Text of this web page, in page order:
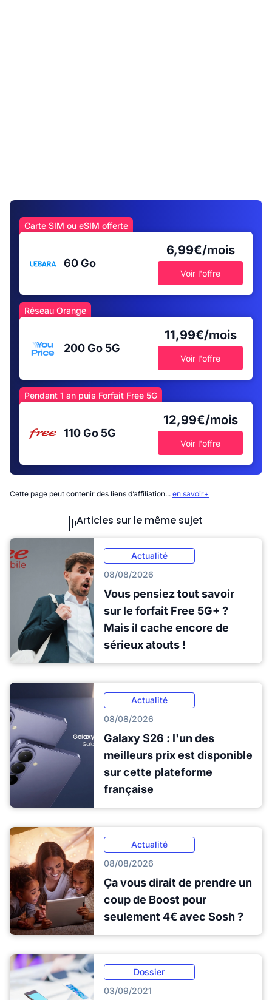
Carte SIM ou eSIM offerte
60 Go
6,99€/mois
Voir l'offre
Réseau Orange
200 Go 5G
11,99€/mois
Voir l'offre
Pendant 1 an puis Forfait Free 5G
110 Go 5G
12,99€/mois
Voir l'offre
Cette page peut contenir des liens d’affiliation... en savoir+
Articles sur le même sujet
Actualité
08/08/2026
Vous pensiez tout savoir
sur le forfait Free 5G+ ?
Mais il cache encore de
sérieux atouts !
Actualité
08/08/2026
Galaxy S26 : l'un des
meilleurs prix est disponible
sur cette plateforme
française
Actualité
08/08/2026
Ça vous dirait de prendre un
coup de Boost pour
seulement 4€ avec Sosh ?
Dossier
03/09/2021